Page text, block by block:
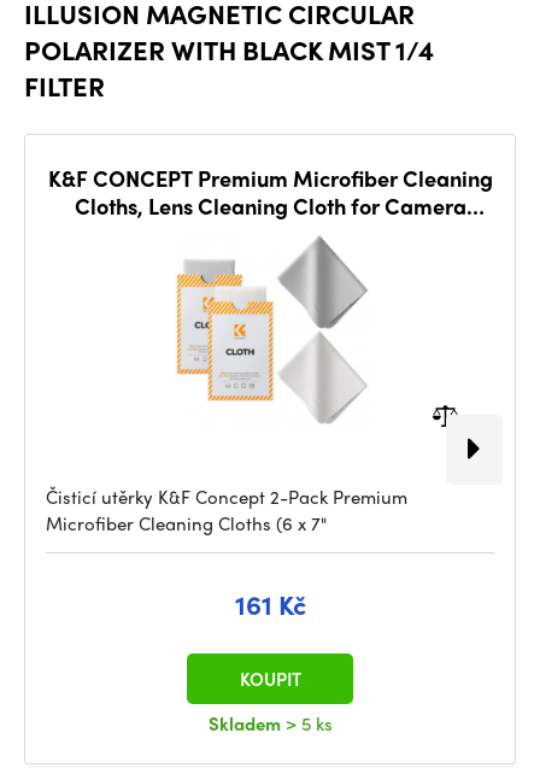
ILLUSION MAGNETIC CIRCULAR
POLARIZER WITH BLACK MIST 1/4
FILTER
K&F CONCEPT Premium Microfiber Cleaning
Cloths, Lens Cleaning Cloth for Camera
Čisticí utěrky K&F Concept 2-Pack Premium
Microfiber Cleaning Cloths (6 x 7"
161 Kč
Skladem > 5 ks
KOUPIT